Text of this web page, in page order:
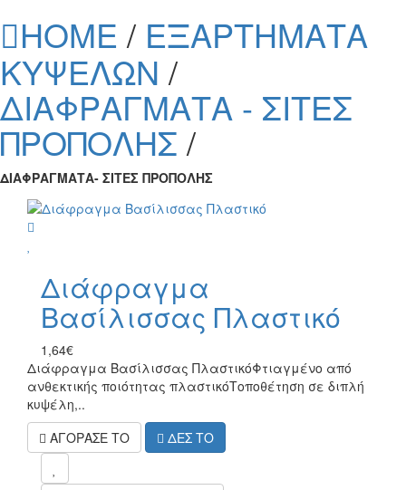
HOME / ΕΞΑΡΤΗΜΑΤΑ
ΚΥΨΕΛΩΝ/
ΔΙΑΦΡΑΓΜΑΤΑ - ΣΙΤΕΣ
ΠΡΟΠΟΛΗΣ/
ΔΙΑΦΡΑΓΜΑΤΑ- ΣΙΤΕΣ ΠΡΟΠΟΛΗΣ
Διάφραγμα
Βασίλισσας Πλαστικό
1,64€
Διάφραγμα Βασίλισσας Πλαστικό Φτιαγμένο από
ανθεκτικής ποιότητας πλαστικόΤοποθέτηση σε διπλή
κυψέλη,..
ΑΓΟΡΑΣΕ ΤΟ
ΔΕΣ ΤΟ